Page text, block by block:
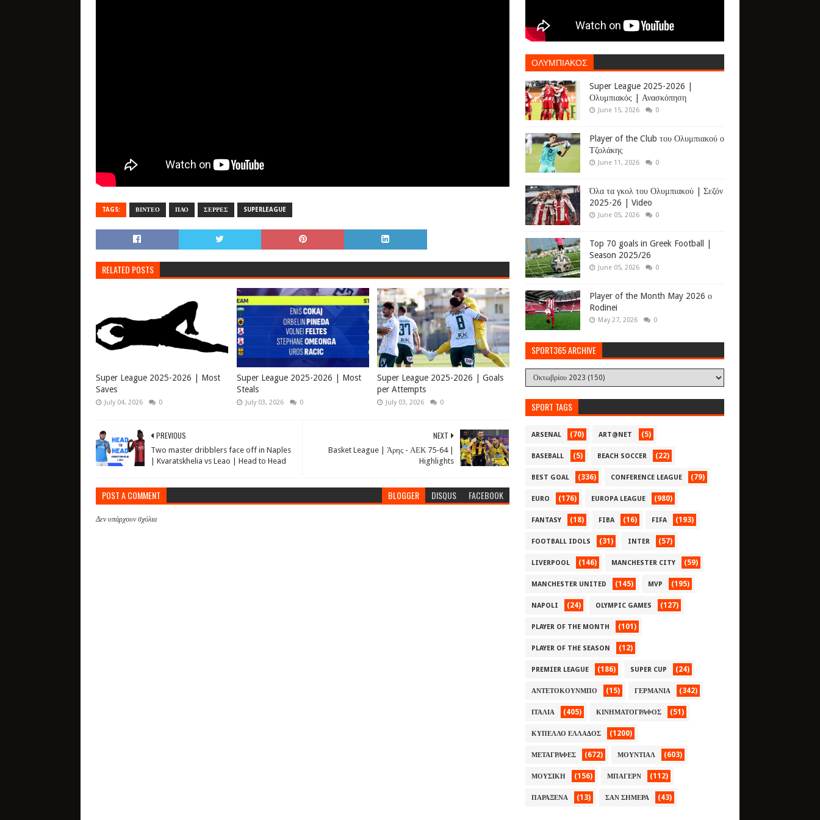
TAGS: ΒΙΝΤΕΟ ΠΑΟ ΣΕΡΡΕΣ SUPERLEAGUE
RELATED POSTS
Super League 2025-2026 | Most
Saves
July 04, 2026 0
Super League 2025-2026 | Most
Steals
July 03, 2026 0
Super League 2025-2026 | Goals
per Attempts
July 03, 2026 0
NEXT
Basket League | Άρης - ΑΕΚ 75-64 |
Highlights
PREVIOUS
Two master dribblers face off in Naples
| Kvaratskhelia vs Leao | Head to Head
POST A COMMENT BLOGGER DISQUS FACEBOOK
Δεν υπάρχουν σχόλια
ΟΛΥΜΠΙΑΚΟΣ
Super League 2025-2026 |
Ολυμπιακός | Ανασκόπηση
June 15, 2026 0
Player of the Club του Ολυμπιακού ο
Τζολάκης
June 11, 2026 0
Όλα τα γκολ του Ολυμπιακού | Σεζόν
2025-26 | Video
June 05, 2026 0
Top 70 goals in Greek Football |
Season 2025/26
June 05, 2026 0
Player of the Month May 2026 ο
Rodinei
May 27, 2026 0
SPORT365 ARCHIVE
SPORT TAGS
ARSENAL (70) ART@NET (5)
BASEBALL (5) BEACH SOCCER (22)
BEST GOAL (336) CONFERENCE LEAGUE (79)
EURO (176) EUROPA LEAGUE (980)
FANTASY (18) FIBA (16) FIFA (193)
FOOTBALL IDOLS (31) INTER (57)
LIVERPOOL (146) MANCHESTER CITY (59)
MANCHESTER UNITED (145) MVP (195)
NAPOLI (24) OLYMPIC GAMES (127)
PLAYER OF THE MONTH (101)
PLAYER OF THE SEASON (12)
PREMIER LEAGUE (186) SUPER CUP (24)
ΑΝΤΕΤΟΚΟΥΝΜΠΟ (15) ΓΕΡΜΑΝΙΑ (342)
ΙΤΑΛΙΑ (405) ΚΙΝΗΜΑΤΟΓΡΑΦΟΣ (51)
ΚΥΠΕΛΛΟ ΕΛΛΑΔΟΣ (1200)
ΜΕΤΑΓΡΑΦΕΣ (672) ΜΟΥΝΤΙΑΛ (603)
ΜΟΥΣΙΚΗ (156) ΜΠΑΓΕΡΝ (112)
ΠΑΡΑΞΕΝΑ (13) ΣΑΝ ΣΗΜΕΡΑ (43)